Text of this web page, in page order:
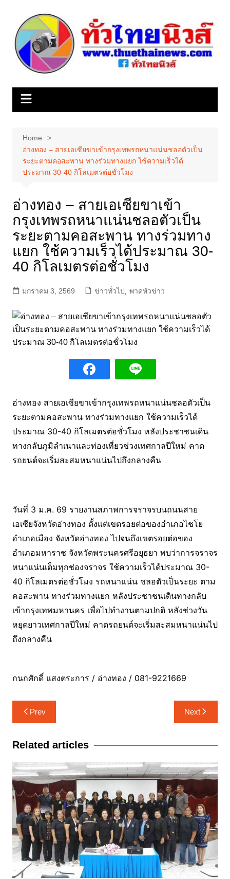
content
Home
อ่างทอง – สายเอเซียขาเข้ากรุงเทพรถหนาแน่นชลอตัวเป็น
ระยะตามคอสะพาน ทางร่วมทางแยก ใช้ความเร็วได้
ประมาณ 30-40 กิโลเมตรต่อชั่วโมง
อ่างทอง – สายเอเซียขาเข้า
กรุงเทพรถหนาแน่นชลอตัวเป็น
ระยะตามคอสะพาน ทางร่วมทาง
แยก ใช้ความเร็วได้ประมาณ 30-
40 กิโลเมตรต่อชั่วโมง
มกราคม 3, 2569 ข่าวทั่วไป พาดหัวข่าว
อ่างทอง สายเอเซียขาเข้ากรุงเทพรถหนาแน่นชลอตัวเป็น
ระยะตามคอสะพาน ทางร่วมทางแยก ใช้ความเร็วได้
ประมาณ 30-40 กิโลเมตรต่อชั่วโมง หลังประชาชนเดิน
ทางกลับภูมิลำเนาและท่องเที่ยวช่วงเทศกาลปีใหม่ คาด
รถยนต์จะเริ่มสะสมหนาแน่นไปถึงกลางคืน
วันที่ 3 ม.ค. 69 รายงานสภาพการจราจรบนถนนสาย
เอเซียจังหวัดอ่างทอง ตั้งแต่เขตรอยต่อของอำเภอไชโย
อำเภอเมือง จังหวัดอ่างทอง ไปจนถึงเขตรอยต่อของ
อำเภอมหาราช จังหวัดพระนครศรีอยุธยา พบว่าการจราจร
หนาแน่นเต็มทุกช่องจราจร ใช้ความเร็วได้ประมาณ 30-
40 กิโลเมตรต่อชั่วโมง รถหนาแน่น ชลอตัวเป็นระยะ ตาม
คอสะพาน ทางร่วมทางแยก หลังประชาชนเดินทางกลับ
เข้ากรุงเทพมหานคร เพื่อไปทำงานตามปกติ หลังช่วงวัน
หยุดยาวเทศกาลปีใหม่ คาดรถยนต์จะเริ่มสะสมหนาแน่นไป
ถึงกลางคืน
กนกศักดิ์ แสงตระการ / อ่างทอง / 081-9221669
แนะแนว
เรื่อง
Prev Next
Related articles